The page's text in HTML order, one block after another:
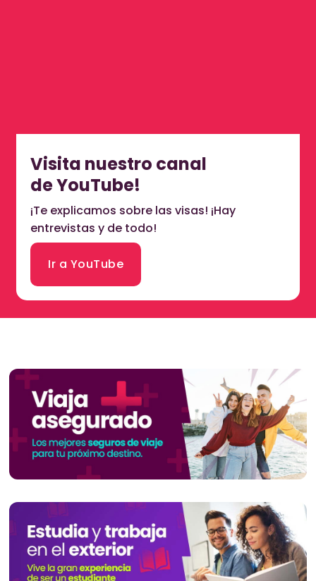
Visita nuestro canal
de YouTube!
¡Te explicamos sobre las visas! ¡Hay
entrevistas y de todo!
Ir a YouTube